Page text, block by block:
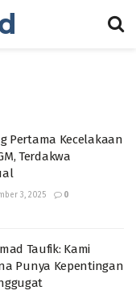
Pertama Kecelakaan
Terdakwa
3, 2025 0
Taufik: Kami
Punya Kepentingan